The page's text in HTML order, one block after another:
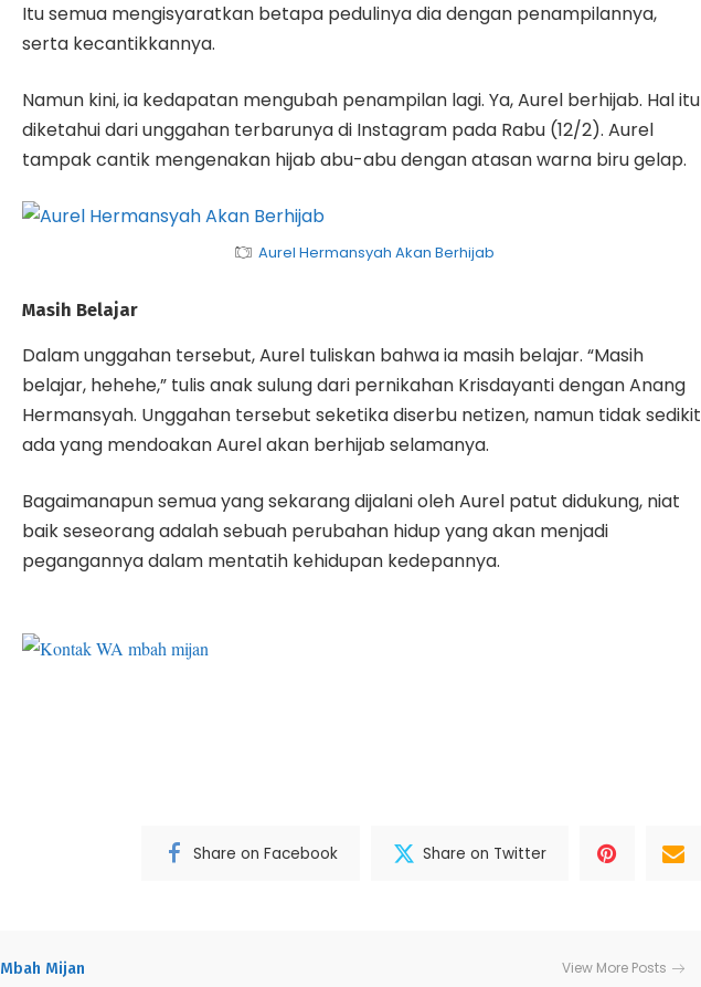
Itu semua mengisyaratkan betapa pedulinya dia dengan penampilannya,
serta kecantikkannya.
Namun kini, ia kedapatan mengubah penampilan lagi. Ya, Aurel berhijab. Hal itu
diketahui dari unggahan terbarunya di Instagram pada Rabu (12/2). Aurel
tampak cantik mengenakan hijab abu-abu dengan atasan warna biru gelap.
Aurel Hermansyah Akan Berhijab
Masih Belajar
Dalam unggahan tersebut, Aurel tuliskan bahwa ia masih belajar. “Masih
belajar, hehehe,” tulis anak sulung dari pernikahan Krisdayanti dengan Anang
Hermansyah. Unggahan tersebut seketika diserbu netizen, namun tidak sedikit
ada yang mendoakan Aurel akan berhijab selamanya.
Bagaimanapun semua yang sekarang dijalani oleh Aurel patut didukung, niat
baik seseorang adalah sebuah perubahan hidup yang akan menjadi
pegangannya dalam mentatih kehidupan kedepannya.
Share on Facebook Share on Twitter
Mbah Mijan View More Posts